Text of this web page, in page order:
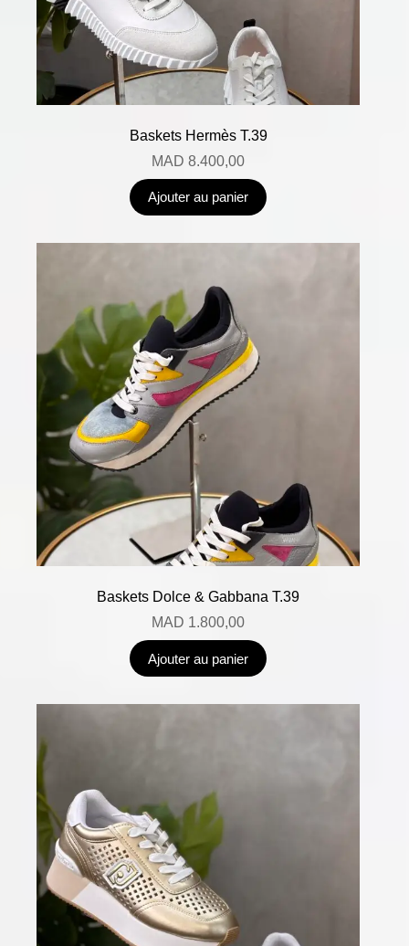
Baskets Hermès T.39
MAD 8.400,00
Ajouter au panier
Baskets Dolce & Gabbana T.39
MAD 1.800,00
Ajouter au panier